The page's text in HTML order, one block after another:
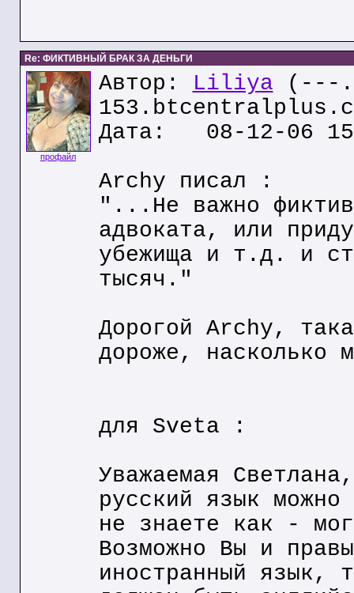
Re: ФИКТИВНЫЙ БРАК ЗА ДЕНЬГИ
профайл
Автор: Liliya (---
Дата: 08-12-06
Archy писал :
"...Не важно
адвоката, или
убежища и т.д. и
тысяч."
Дорогой Archy,
дороже, насколько
для Sveta :
Уважаемая
русский язык
не знаете как -
Возможно Вы и
иностранный язык,